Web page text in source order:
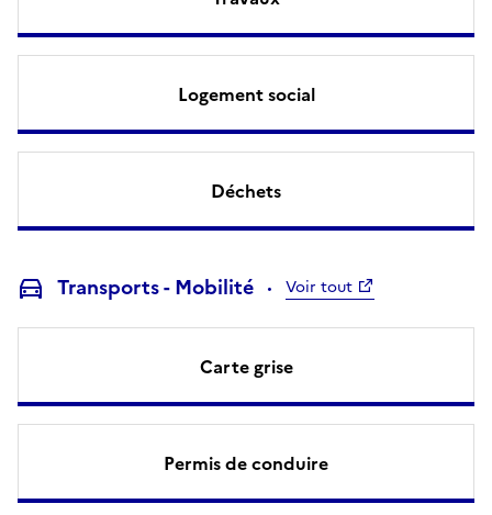
Logement social
Déchets
Transports - Mobilité Voir tout
Carte grise
Permis de conduire